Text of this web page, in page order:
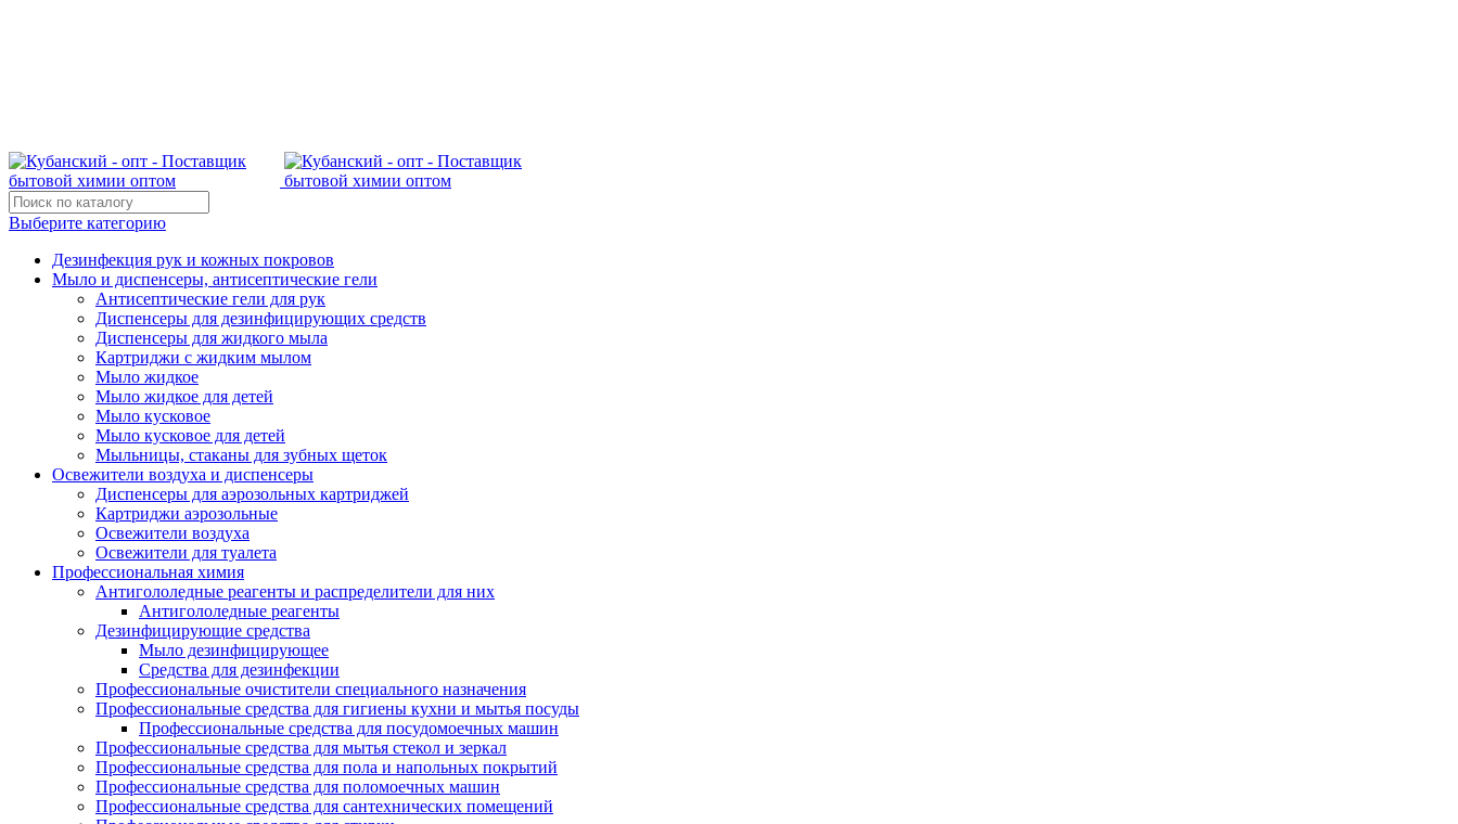
Выберите категорию
Дезинфекция рук и кожных покровов
Мыло и диспенсеры, антисептические гели
Антисептические гели для рук
Диспенсеры для дезинфицирующих средств
Диспенсеры для жидкого мыла
Картриджи с жидким мылом
Мыло жидкое
Мыло жидкое для детей
Мыло кусковое
Мыло кусковое для детей
Мыльницы, стаканы для зубных щеток
Освежители воздуха и диспенсеры
Диспенсеры для аэрозольных картриджей
Картриджи аэрозольные
Освежители воздуха
Освежители для туалета
Профессиональная химия
Антигололедные реагенты и распределители для них
Антигололедные реагенты
Дезинфицирующие средства
Мыло дезинфицирующее
Средства для дезинфекции
Профессиональные очистители специального назначения
Профессиональные средства для гигиены кухни и мытья посуды
Профессиональные средства для посудомоечных машин
Профессиональные средства для мытья стекол и зеркал
Профессиональные средства для пола и напольных покрытий
Профессиональные средства для поломоечных машин
Профессиональные средства для сантехнических помещений